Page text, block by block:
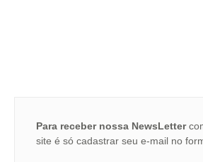
Para receber nossa NewsLetter
site é só cadastrar seu e-mail no